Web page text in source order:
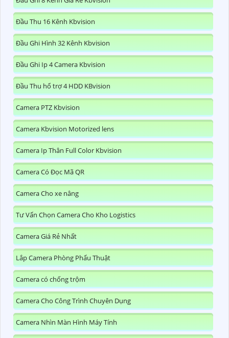
Đầu Thu 16 Kênh Kbvision
Đầu Ghi Hình 32 Kênh Kbvision
Đầu Ghi Ip 4 Camera Kbvision
Đầu Thu hổ trợ 4 HDD KBvision
Camera PTZ Kbvision
Camera Kbvision Motorized lens
Camera Ip Thân Full Color Kbvision
Camera Có Đọc Mã QR
Camera Cho xe nâng
Tư Vấn Chọn Camera Cho Kho Logistics
Camera Giá Rẻ Nhất
Lắp Camera Phòng Phẩu Thuật
Camera có chống trộm
Camera Cho Công Trình Chuyên Dụng
Camera Nhìn Màn Hình Máy Tính